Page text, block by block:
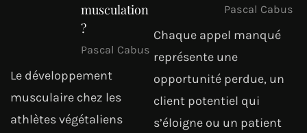
musculation
?
Pascal Cabus
Le développement
musculaire chez les
athlètes végétaliens
Pascal Cabus
Chaque appel manqué
représente une
opportunité perdue, un
client potentiel qui
s’éloigne ou un patient